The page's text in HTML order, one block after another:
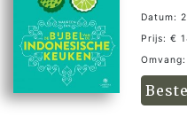
Datum:
Prijs: €